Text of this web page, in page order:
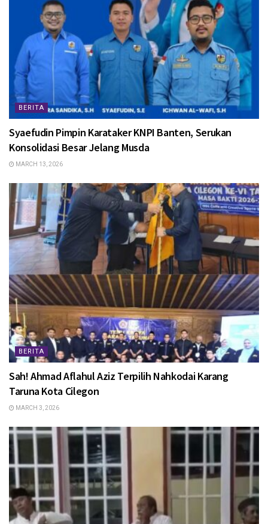
BERITA
Syaefudin Pimpin Karataker KNPI Banten, Serukan
Konsolidasi Besar Jelang Musda
MARCH 13, 2026
BERITA
Sah! Ahmad Aflahul Aziz Terpilih Nahkodai Karang
Taruna Kota Cilegon
MARCH 3, 2026